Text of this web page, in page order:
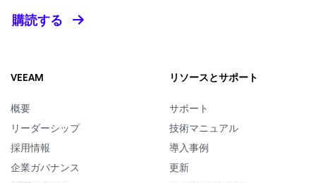
購読する
VEEAM
概要
リーダーシップ
採用情報
企業ガバナンス
リソースとサポート
サポート
技術マニュアル
導入事例
更新